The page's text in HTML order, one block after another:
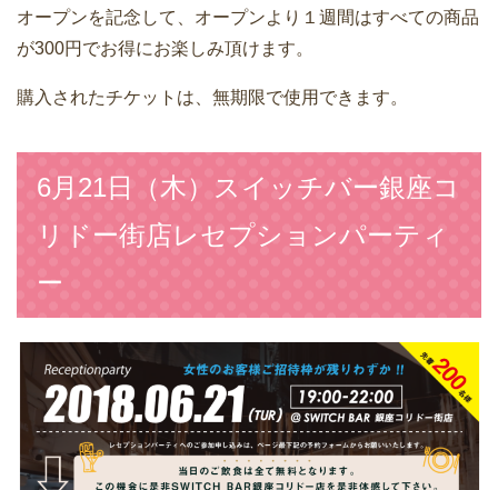
オープンを記念して、オープンより１週間はすべての商品
が300円でお得にお楽しみ頂けます。
購入されたチケットは、無期限で使用できます。
6月21日（木）スイッチバー銀座コ
リドー街店レセプションパーティ
ー